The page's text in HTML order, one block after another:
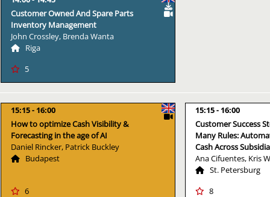
Customer Owned And Spare Parts
Inventory Management
John Crossley, Brenda Wanta
Riga
5
15:15
16:00
How to optimize Cash Visibility &
Forecasting in the age of AI
Daniel Rincker, Patrick Buckley
Budapest
6
15:15
16:00
Customer Success
Many Rules:
Cash Across
Ana Cifuentes, Kris
St. Petersburg
8